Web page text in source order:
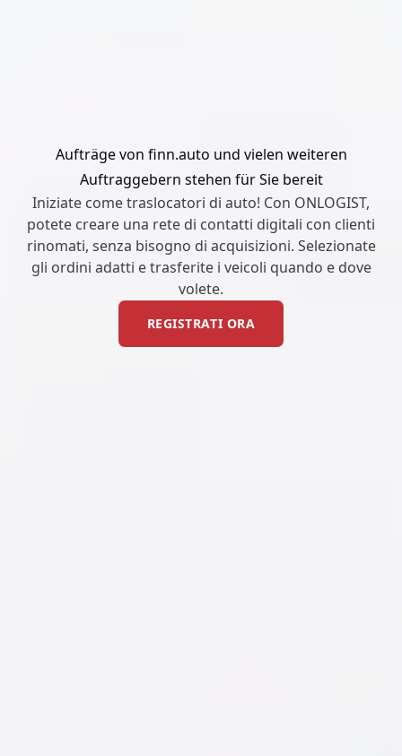
Aufträge von finn.auto und vielen weiteren
Auftraggebern stehen für Sie bereit
Iniziate come traslocatori di auto! Con ONLOGIST,
potete creare una rete di contatti digitali con clienti
rinomati, senza bisogno di acquisizioni. Selezionate
gli ordini adatti e trasferite i veicoli quando e dove
volete.
REGISTRATI ORA